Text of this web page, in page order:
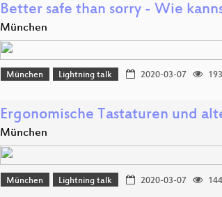
Better safe than sorry - Wie
München
München Lightning talk 2020-03-07 193
Ergonomische Tastaturen und
München
München Lightning talk 2020-03-07 144